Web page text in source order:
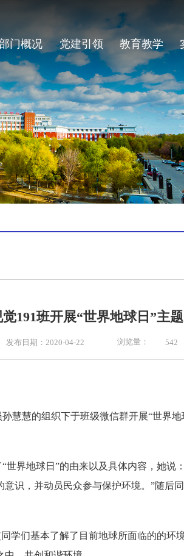
门概况 党建引领 教育教学
觉191班开展“世界地球日”主
发布日期：2020-04-22 浏览量： 542
慧慧的组织下于班级微信群开展“世界
世界地球日”的由来以及具体内容，她说
识，并动员民众参与保护环境。”随后
学们基本了解了目前地球所面临的的环